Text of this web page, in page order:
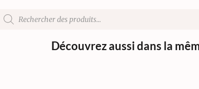
Découvrez aussi dans la